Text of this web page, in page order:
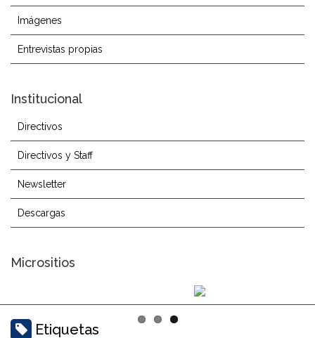
Imágenes
Entrevistas propias
Institucional
Directivos
Directivos y Staff
Newsletter
Descargas
Micrositios
Etiquetas